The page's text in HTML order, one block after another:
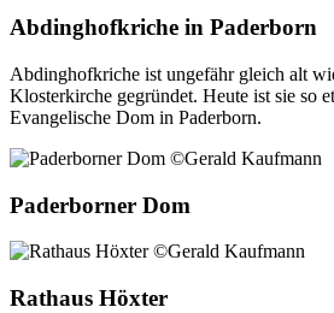
Abdinghofkriche in Paderborn
Abdinghofkriche ist ungefähr gleich alt
Klosterkirche gegründet. Heute ist sie so
Evangelische Dom in Paderborn.
Paderborner Dom
Rathaus Höxter